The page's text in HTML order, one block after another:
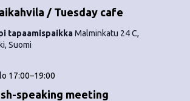
/ Tuesday cafe
tapaamispaikkaMalminkatu 24 C,
Suomi
speaking meeting
17:00–19:00